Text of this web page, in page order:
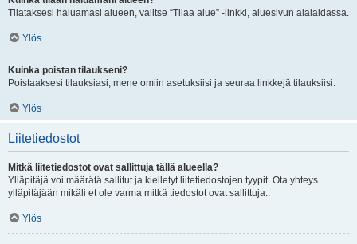
Tilataksesi haluamasi alueen, valitse “Tilaa alue” -linkki, aluesivun alalaidassa.
Ylös
Kuinka poistan tilaukseni?
Poistaaksesi tilauksiasi, mene omiin asetuksiisi ja seuraa linkkejä tilauksiisi.
Ylös
Liitetiedostot
Mitkä liitetiedostot ovat sallittuja tällä alueella?
Ylläpitäjä voi määrätä sallitut ja kielletyt liitetiedostojen tyypit. Ota yhteys
ylläpitäjään mikäli et ole varma mitkä tiedostot ovat sallittuja..
Ylös